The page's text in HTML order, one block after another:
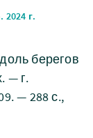
2024 г.
берегов
— г.
— 288 с.,